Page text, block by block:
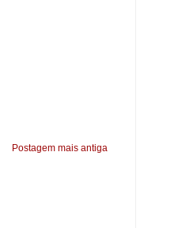
Postagem mais antiga